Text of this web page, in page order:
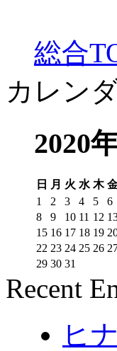
総合
カレン
2020
日 月 火 水 木
1
2 3 4 5 6
8
9 10 11 12
15 16 17 18 19
22 23 24 25 26
29 30 31
Recent
ヒ